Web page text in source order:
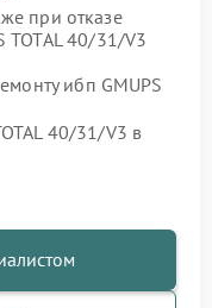
при отказе
TOTAL 40/31/V3
ибп GMUPS
40/31/V3 в